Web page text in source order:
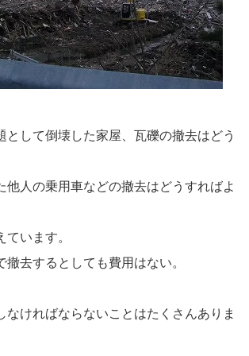
として倒壊した家屋、瓦礫の撤去はどう
他人の乗用車などの撤去はどうすればよ
います。
撤去するとしても費用はない。
なければならないことはたくさんありま